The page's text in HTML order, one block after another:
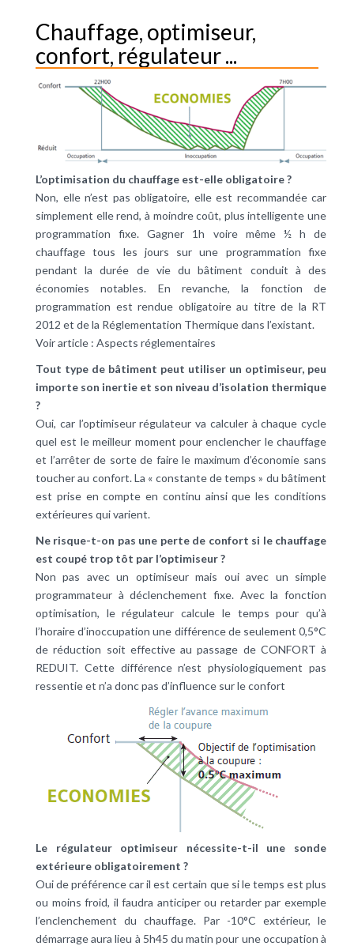
Chauffage, optimiseur,
confort, régulateur ...
L’optimisation du chauffage est-elle obligatoire ?
Non, elle n’est pas obligatoire, elle est recommandée car
simplement elle rend, à moindre coût, plus intelligente une
programmation fixe. Gagner 1h voire même ½ h de
chauffage tous les jours sur une programmation fixe
pendant la durée de vie du bâtiment conduit à des
économies notables. En revanche, la fonction de
programmation est rendue obligatoire au titre de la RT
2012 et de la Réglementation Thermique dans l’existant.
Voir article : Aspects réglementaires
Tout type de bâtiment peut utiliser un optimiseur, peu
importe son inertie et son niveau d’isolation thermique
?
Oui, car l’optimiseur régulateur va calculer à chaque cycle
quel est le meilleur moment pour enclencher le chauffage
et l’arrêter de sorte de faire le maximum d’économie sans
toucher au confort. La « constante de temps » du bâtiment
est prise en compte en continu ainsi que les conditions
extérieures qui varient.
Ne risque-t-on pas une perte de confort si le chauffage
est coupé trop tôt par l’optimiseur ?
Non pas avec un optimiseur mais oui avec un simple
programmateur à déclenchement fixe. Avec la fonction
optimisation, le régulateur calcule le temps pour qu’à
l’horaire d’inoccupation une différence de seulement 0,5°C
de réduction soit effective au passage de CONFORT à
REDUIT. Cette différence n’est physiologiquement pas
ressentie et n’a donc pas d’influence sur le confort
Le régulateur optimiseur nécessite-t-il une sonde
extérieure obligatoirement ?
Oui de préférence car il est certain que si le temps est plus
ou moins froid, il faudra anticiper ou retarder par exemple
l’enclenchement du chauffage. Par -10°C extérieur, le
démarrage aura lieu à 5h45 du matin pour une occupation à